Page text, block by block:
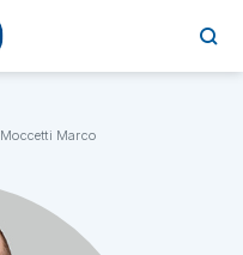
Moccetti Marco